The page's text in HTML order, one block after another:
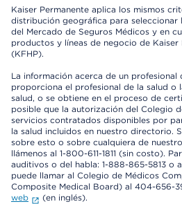
Kaiser Permanente aplica los mismos
distribución geográfica para seleccionar
del Mercado de Seguros Médicos y en
productos y líneas de negocio de Kaiser
(KFHP).
La información acerca de un profesional
proporciona el profesional de la salud o
salud, o se obtiene en el proceso de
posible que la autorización del Colegio
servicios contratados disponibles por
la salud incluidos en nuestro directorio.
sobre esto o sobre cualquiera de
llámenos al 1-800-611-1811 (sin costo).
auditivos o del habla: 1-888-865-5813 o
puede llamar al Colegio de Médicos
Composite Medical Board) al 404-656-
web
(en inglés).